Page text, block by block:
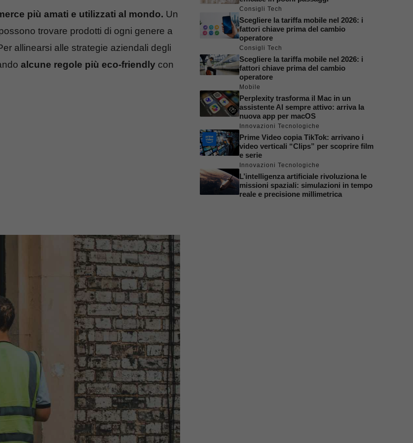
più amati e utilizzati al mondo. Un
trovare prodotti di ogni genere a
allinearsi alle strategie aziendali degli
alcune regole più eco-friendly con
Consigli Tech
Scegliere la tariffa mobile nel 2026: i
fattori chiave prima del cambio
operatore
Consigli Tech
Scegliere la tariffa mobile nel 2026: i
fattori chiave prima del cambio
operatore
Mobile
Perplexity trasforma il Mac in un
assistente AI sempre attivo: arriva la
nuova app per macOS
Innovazioni Tecnologiche
Prime Video copia TikTok: arrivano i
video verticali “Clips” per scoprire film
e serie
Innovazioni Tecnologiche
L’intelligenza artificiale rivoluziona le
missioni spaziali: simulazioni in tempo
reale e precisione millimetrica